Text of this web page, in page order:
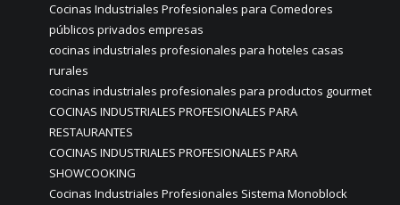
Cocinas Industriales Profesionales para Comedores
públicos privados empresas
cocinas industriales profesionales para hoteles casas
rurales
cocinas industriales profesionales para productos gourmet
COCINAS INDUSTRIALES PROFESIONALES PARA
RESTAURANTES
COCINAS INDUSTRIALES PROFESIONALES PARA
SHOWCOOKING
Cocinas Industriales Profesionales Sistema Monoblock